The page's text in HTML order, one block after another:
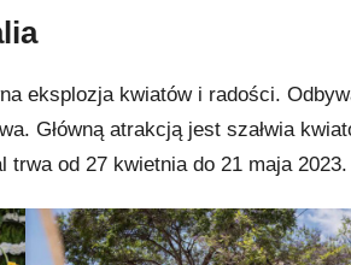
eksplozja kwiatów i radości.
Główną atrakcją jest szałwia
od 27 kwietnia do 21 maja 2023.